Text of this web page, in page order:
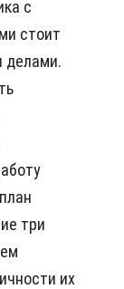
с
стоит
делами.
три
их